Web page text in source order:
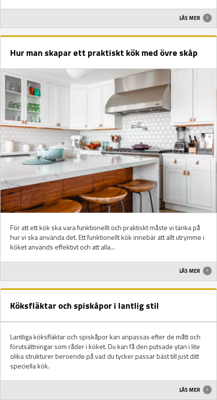
LÄS MER
Hur man skapar ett praktiskt kök med övre skåp
För att ett kök ska vara funktionellt och praktiskt måste vi tänka på
hur vi ska använda det. Ett funktionellt kök innebär att allt utrymme i
köket används effektivt och att alla...
LÄS MER
Köksfläktar och spiskåpor i lantlig stil
Lantliga köksfläktar och spiskåpor kan anpassas efter de mått och
förutsättningar som råder i köket. Du kan få den putsade ytan i lite
olika strukturer beroende på vad du tycker passar bäst till just ditt
speciella kök.
LÄS MER